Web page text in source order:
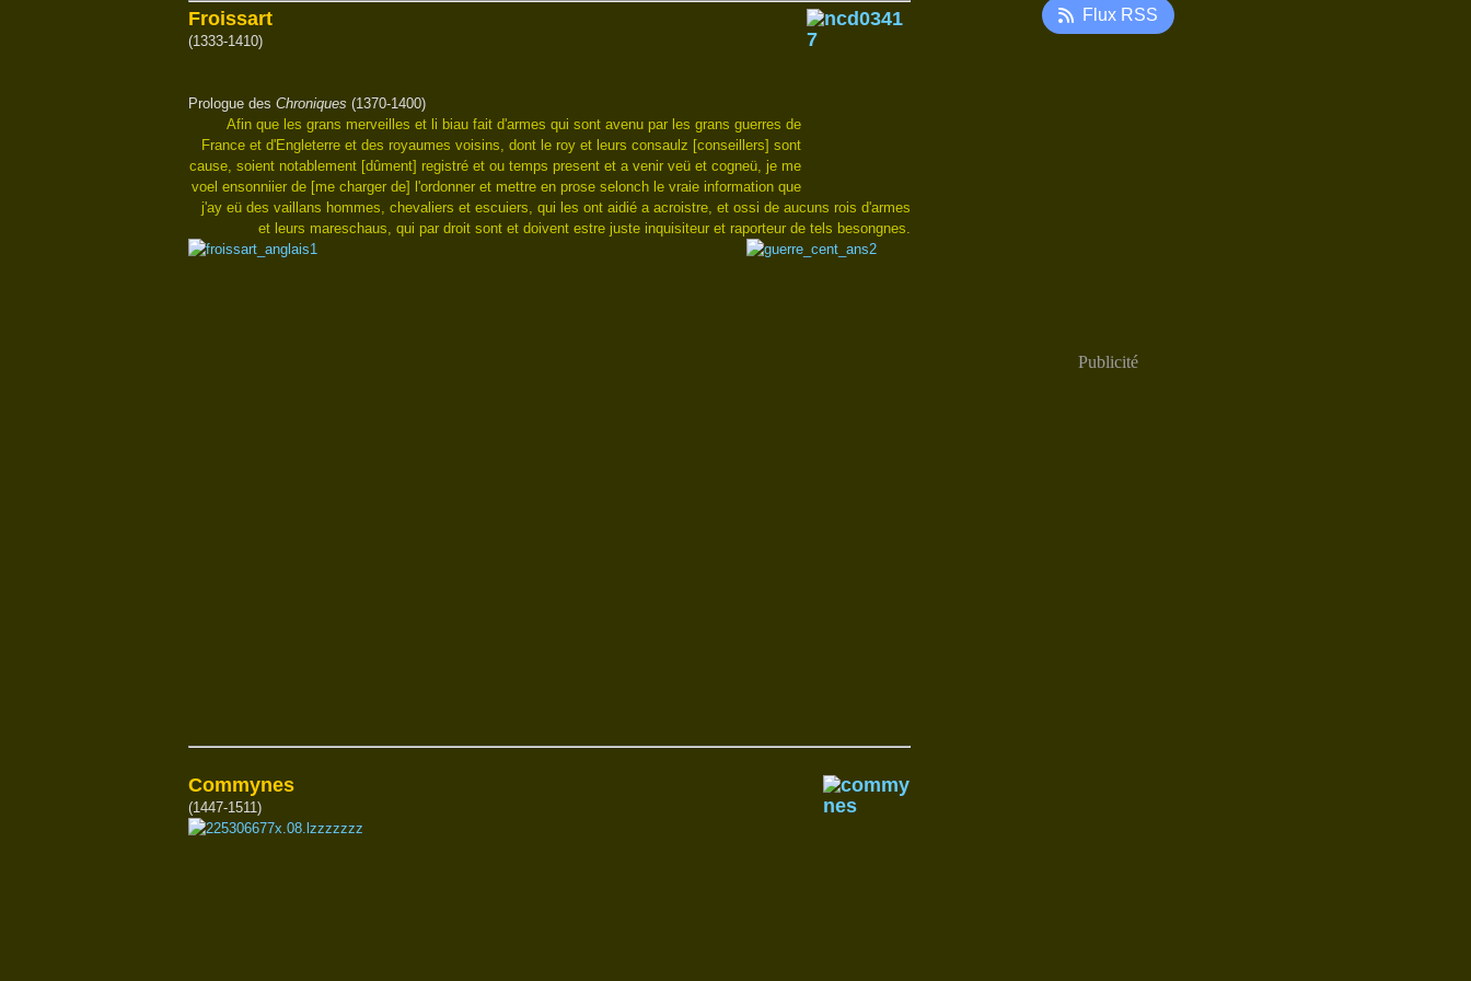
Froissart
(1333-1410)
Prologue des Chroniques (1370-1400)
Afin que les grans merveilles et li biau fait d'armes qui sont avenu par les grans guerres de
France et d'Engleterre et des royaumes voisins, dont le roy et leurs consaulz [conseillers] sont
cause, soient notablement [dûment] registré et ou temps present et a venir veü et cogneü, je me
voel ensonniier de [me charger de] l'ordonner et mettre en prose selonch le vraie information que
j'ay eü des vaillans hommes, chevaliers et escuiers, qui les ont aidié a acroistre, et ossi de aucuns rois d'armes
et leurs mareschaus, qui par droit sont et doivent estre juste inquisiteur et raporteur de tels besongnes.
Commynes
(1447-1511)
Flux RSS
Publicité